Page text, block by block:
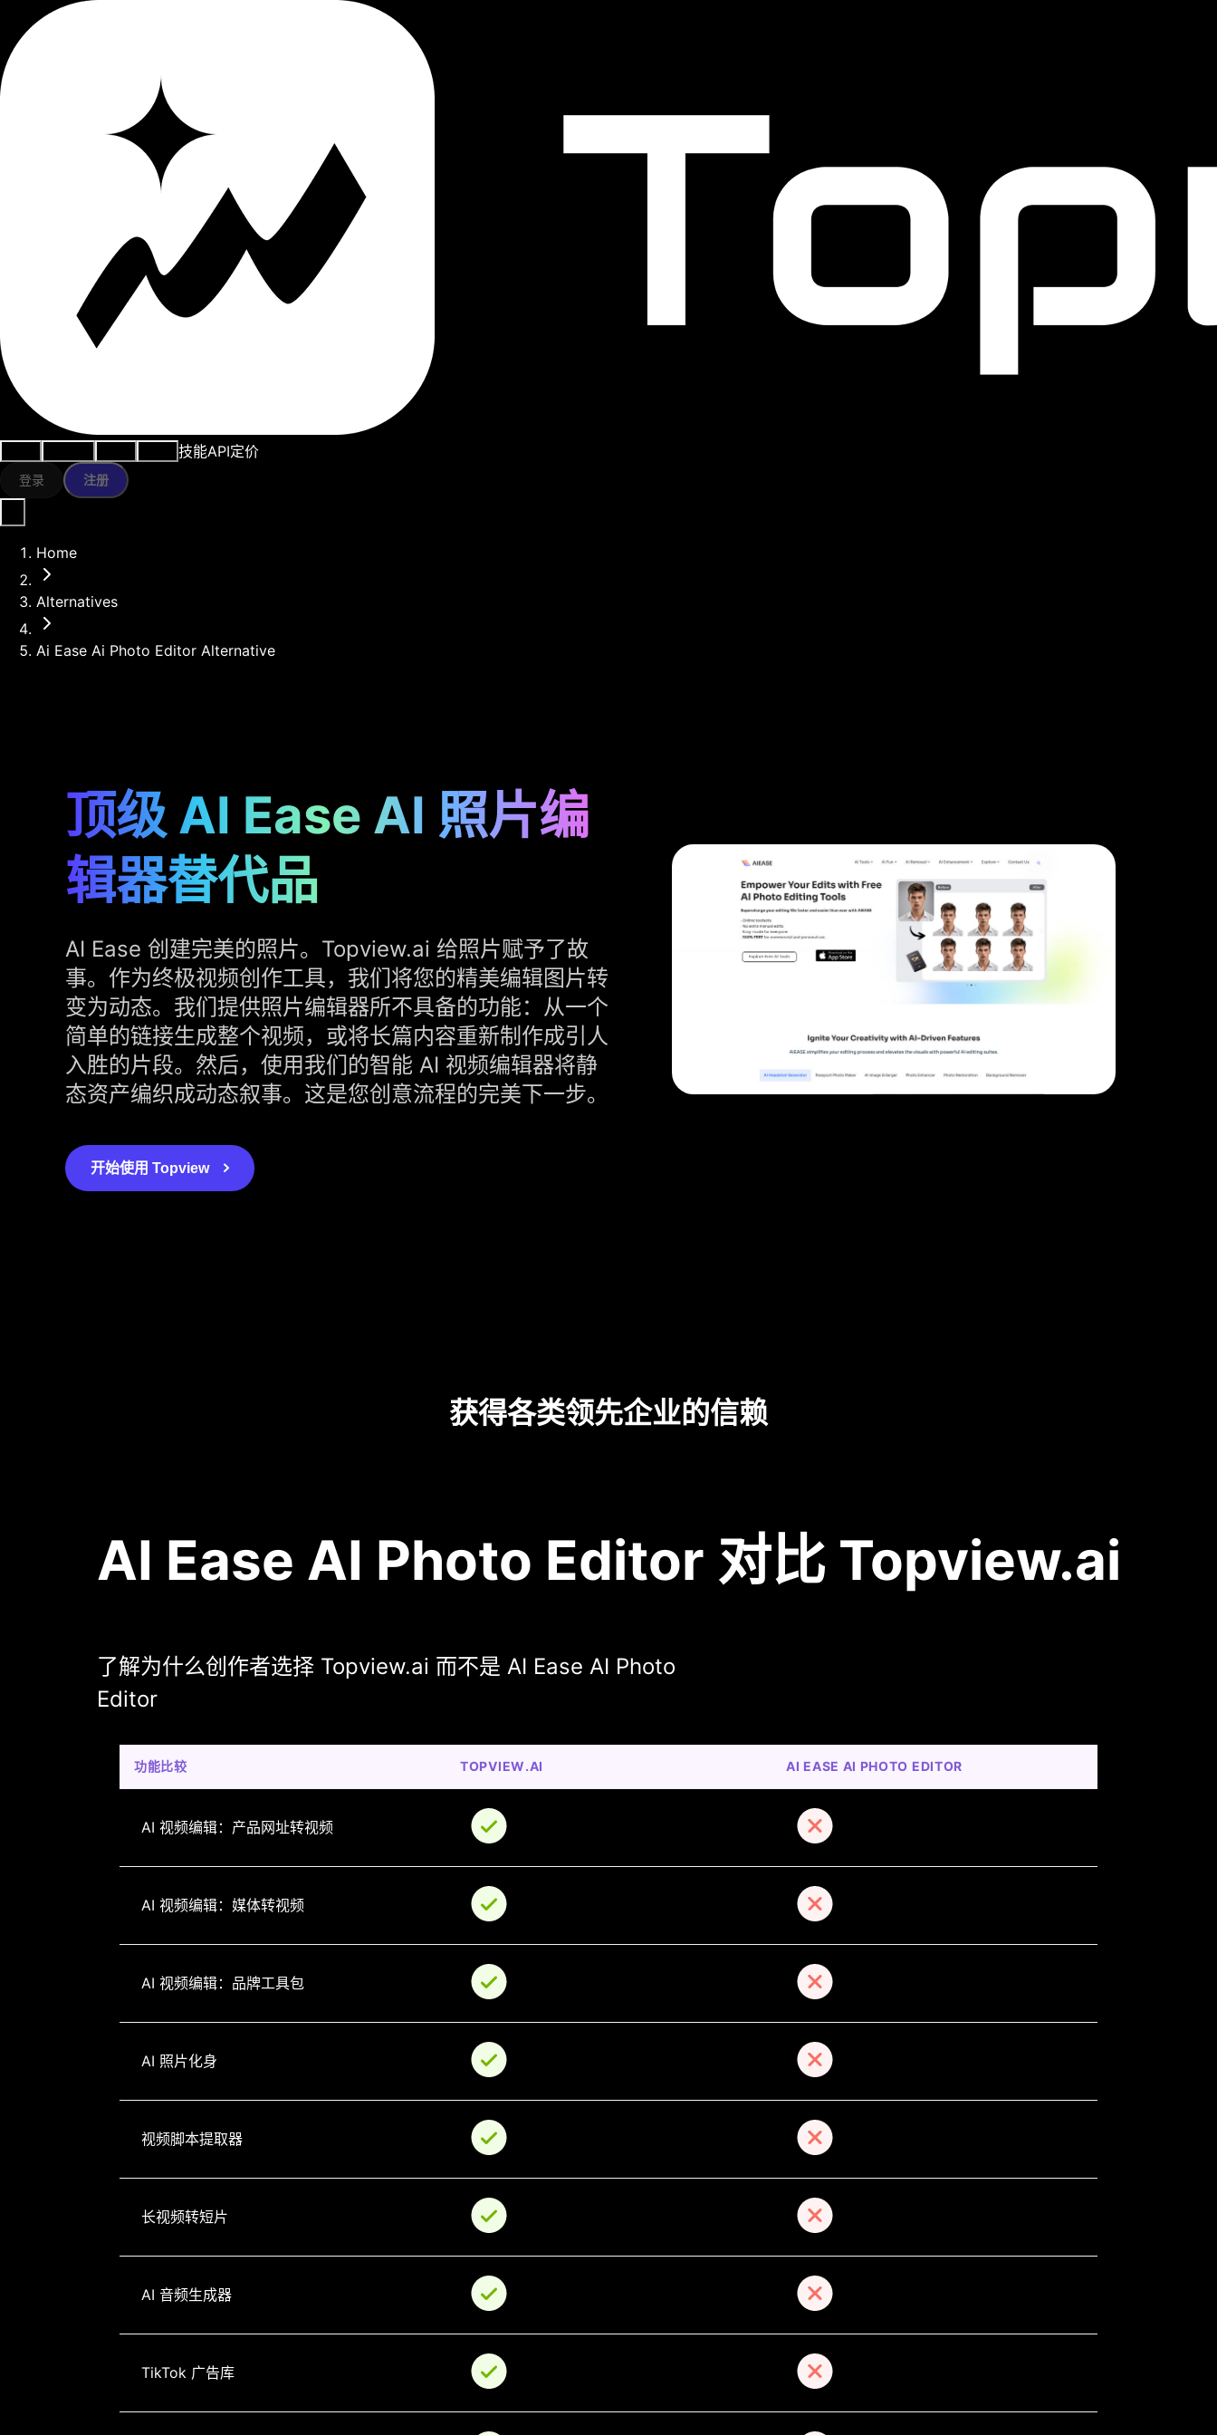
技能API定价
登录 注册
Home
Alternatives
Ai Ease Ai Photo Editor Alternative
顶级 AI Ease AI 照片编
辑器替代品
AI Ease 创建完美的照片。Topview.ai 给照片赋予了故
事。作为终极视频创作工具，我们将您的精美编辑图片转
变为动态。我们提供照片编辑器所不具备的功能：从一个
简单的链接生成整个视频，或将长篇内容重新制作成引人
入胜的片段。然后，使用我们的智能 AI 视频编辑器将静
态资产编织成动态叙事。这是您创意流程的完美下一步。
开始使用 Topview
获得各类领先企业的信赖
AI Ease AI Photo Editor 对比 Topview.ai
了解为什么创作者选择 Topview.ai 而不是 AI Ease AI Photo
Editor
功能比较 TOPVIEW.AI AI EASE AI PHOTO EDITOR
AI 视频编辑：产品网址转视频
AI 视频编辑：媒体转视频
AI 视频编辑：品牌工具包
AI 照片化身
视频脚本提取器
长视频转短片
AI 音频生成器
TikTok 广告库